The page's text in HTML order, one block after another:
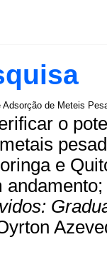
Adsorção de Meteis
o
e
andamento;